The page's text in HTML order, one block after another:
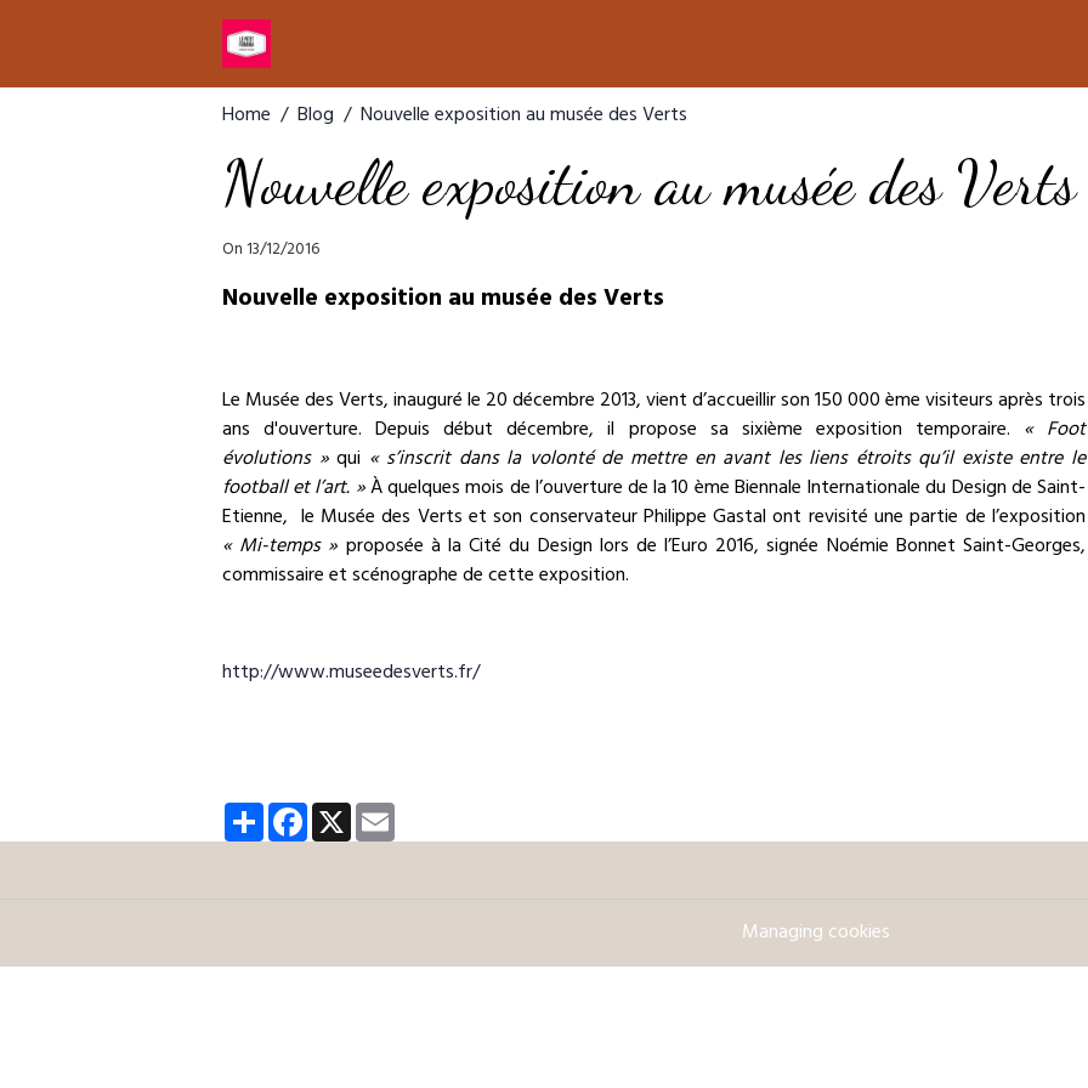
Home Blog Nouvelle exposition au musée des Verts
Nouvelle exposition au musée des Verts
On 13/12/2016
Nouvelle exposition au musée des Verts
Le Musée des Verts, inauguré le 20 décembre 2013, vient d’accueillir son 150 000 ème visiteurs après trois
ans d'ouverture. Depuis début décembre, il propose sa sixième exposition temporaire. « Foot
évolutions »qui « s’inscrit dans la volonté de mettre en avant les liens étroits qu’il existe entre le
football et l’art. »À quelques mois de l’ouverture de la 10 ème Biennale Internationale du Design de Saint-
Etienne, le Musée des Verts et son conservateur Philippe Gastal ont revisité une partie de l’exposition
« Mi-temps » proposée à la Cité du Design lors de l’Euro 2016, signée Noémie Bonnet Saint-Georges,
commissaire et scénographe de cette exposition.
http://www.museedesverts.fr/
PartagerFacebook
X
Managing cookies